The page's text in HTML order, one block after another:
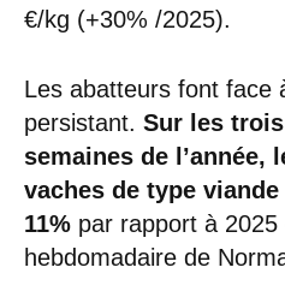
€/kg (+30% /2025).
Les abatteurs font face
persistant. Sur les
semaines de l’année,
vaches de type
11% par rapport à 2025
hebdomadaire de